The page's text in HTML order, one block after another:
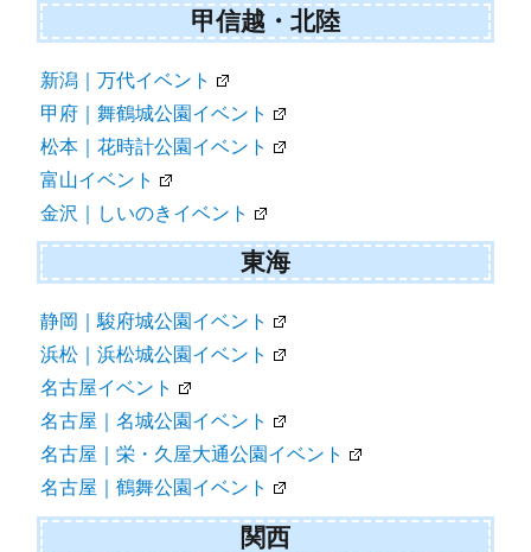
甲信越・北陸
新潟｜万代イベント
甲府｜舞鶴城公園イベント
松本｜花時計公園イベント
富山イベント
金沢｜しいのきイベント
東海
静岡｜駿府城公園イベント
浜松｜浜松城公園イベント
名古屋イベント
名古屋｜名城公園イベント
名古屋｜栄・久屋大通公園イベント
名古屋｜鶴舞公園イベント
関西